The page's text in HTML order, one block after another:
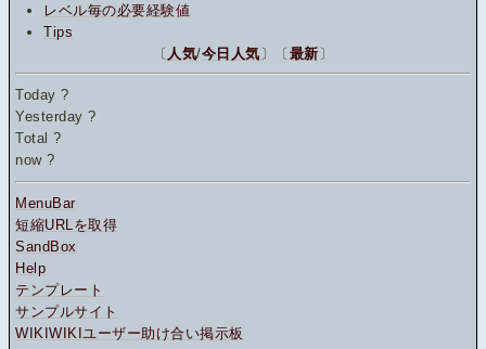
レベル毎の必要経験値
Tips
〔 人気/今日人気 〕〔 最新 〕
Today?
Yesterday?
Total?
now?
MenuBar
短縮URLを取得
SandBox
Help
テンプレート
サンプルサイト
WIKIWIKIユーザー助け合い掲示板